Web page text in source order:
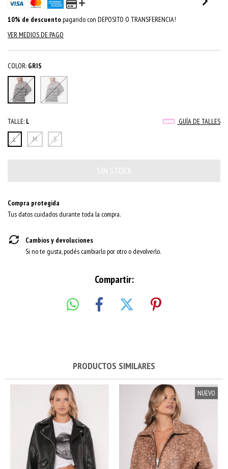
10% de descuentopagando con DEPOSITO O TRANSFERENCIA!
VER MEDIOS DE PAGO
COLOR: GRIS
TALLE: L
GUÍA DE TALLES
L
M S
Compra protegida
Tus datos cuidados durante toda la compra.
Cambios y devoluciones
Si no te gusta, podés cambiarlo por otro o devolverlo.
Compartir:
PRODUCTOS SIMILARES
NUEVO